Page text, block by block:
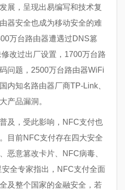
展，呈现出易编写和技术复
器安全也成为移动安全的难
万台路由器遭遇过DNS篡
改过出厂设置，1700万台路
问题，2500万台路由器WiFi
内知名路由器厂商TP-Link、
产品漏洞。
，受此影响，NFC支付也
目前NFC支付存在四大安全
恶意篡改卡片、NFC病毒、
全专家指出，NFC支付全面
及整个国家的金融安全，若